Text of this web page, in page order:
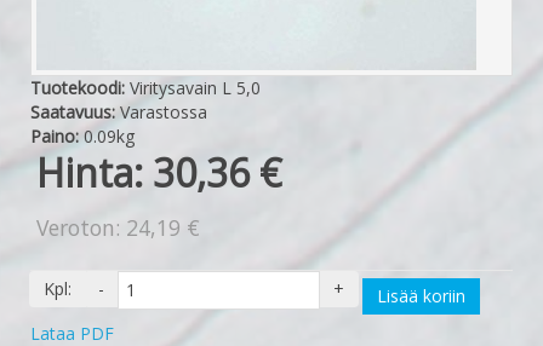
Tuotekoodi: Viritysavain L 5,0
Saatavuus: Varastossa
Paino: 0.09kg
Hinta: 30,36 €
Veroton: 24,19 €
Kpl: - +
Lisää koriin
Lataa PDF